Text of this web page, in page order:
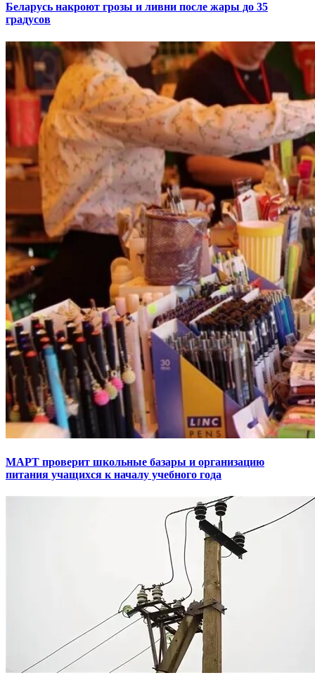
Беларусь накроют грозы и ливни после жары до 35
градусов
МАРТ проверит школьные базары и организацию
питания учащихся к началу учебного года